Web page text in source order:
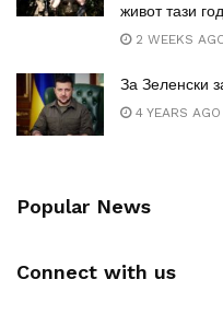
живот тази
2 WEEKS
За Зеленски
4 YEARS AGO
Popular News
Connect with us